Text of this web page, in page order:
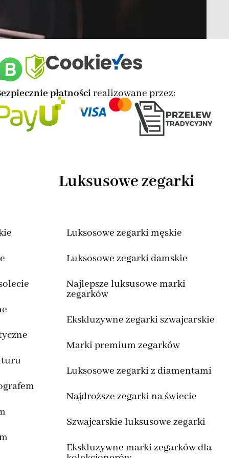
płatnościrealizowane przez:
Luksusowe zegarki
Luksosowe zegarki męskie
Luksosowe zegarki damskie
Najlepsze luksusowe marki
zegarków
Ekskluzywne zegarki szwajcarskie
Marki premium zegarków
Luksosowe zegarki z diamentami
Najdroższe zegarki na świecie
Szwajcarskie luksusowe zegarki
Ekskluzywne marki zegarków dla